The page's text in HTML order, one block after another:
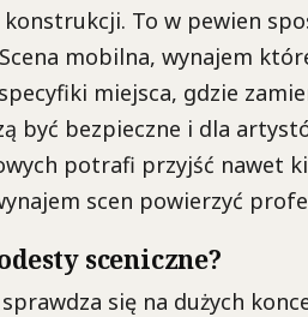
konstrukcji. To w pewien
mobilna, wynajem
miejsca, gdzie
być bezpieczne i dla
potrafi przyjść nawet
scen powierzyć
sceniczne?
się na dużych